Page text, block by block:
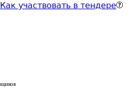
Как участвовать в тендере